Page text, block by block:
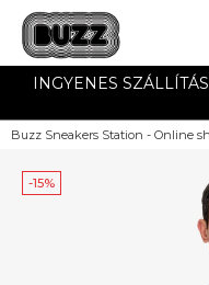
INGYENES
Buzz Sneakers Station - Online
-15%